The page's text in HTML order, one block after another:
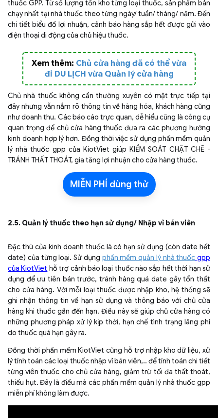
thuốc GPP. Từ số lượng tồn kho từng loại thuốc, sản phẩm bán
chạy nhất tại nhà thuốc theo từng ngày/ tuần/ tháng/ năm. Đến
chi tiết biểu đồ lợi nhuận, cảnh báo hàng sắp hết được gửi vào
điện thoại di động của chủ hiệu thuốc.
Xem thêm: Chủ cửa hàng đã có thể vừa
đi DU LỊCH vừa Quản lý cửa hàng
Chủ nhà thuốc không cần thường xuyên có mặt trực tiếp tại
đây nhưng vẫn nắm rõ thông tin về hàng hóa, khách hàng cũng
như doanh thu. Các báo cáo trực quan, dễ hiểu cũng là công cụ
quan trọng để chủ cửa hàng thuốc đưa ra các phương hướng
kinh doanh hợp lý hơn. Đồng thời việc sử dụng phần mềm quản
lý nhà thuốc gpp của KiotViet giúp KIỂM SOÁT CHẶT CHẼ -
TRÁNH THẤT THOÁT, gia tăng lợi nhuận cho cửa hàng thuốc.
MIỄN PHÍ dùng thử
2.5. Quản lý thuốc theo hạn sử dụng/ Nhập vỉ bán viên
Đặc thù của kinh doanh thuốc là có hạn sử dụng (còn date hết
date) của từng loại. Sử dụng phần mềm quản lý nhà thuốc gpp
của KiotViet hỗ trợ cảnh báo loại thuốc nào sắp hết thời hạn sử
dụng để ưu tiên bán trước, tránh hàng quá date gây tổn thất
cho cửa hàng. Với mỗi loại thuốc được nhập kho, hệ thống sẽ
ghi nhận thông tin về hạn sử dụng và thông báo với chủ cửa
hàng khi thuốc gần đến hạn. Điều này sẽ giúp chủ cửa hàng có
những phương pháp xử lý kịp thời, hạn chế tình trạng lãng phí
do thuốc quá hạn gây ra.
Đồng thời phần mềm KiotViet cũng hỗ trợ nhập kho dữ liệu, xử
lý tính toán các loại thuốc nhập vỉ bán viên,.. để tính toán chi tiết
từng viên thuốc cho chủ cửa hàng, giảm trừ tối đa thất thoát,
thiếu hụt. Đây là điều mà các phần mềm quản lý nhà thuốc gpp
miễn phí không làm được.